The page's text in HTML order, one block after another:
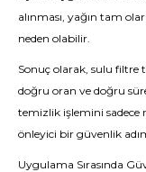
alınması, yağın tam
neden olabilir.
Sonuç olarak, sulu filtre
doğru oran ve doğru
temizlik işlemini sadece
önleyici bir güvenlik
Uygulama Sırasında